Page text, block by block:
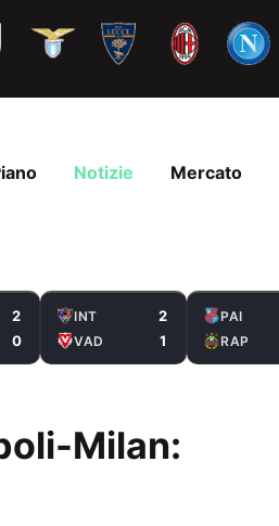
Notizie Mercato
2
0
INT 2
VAD 1
PAI
RAP
Milan: